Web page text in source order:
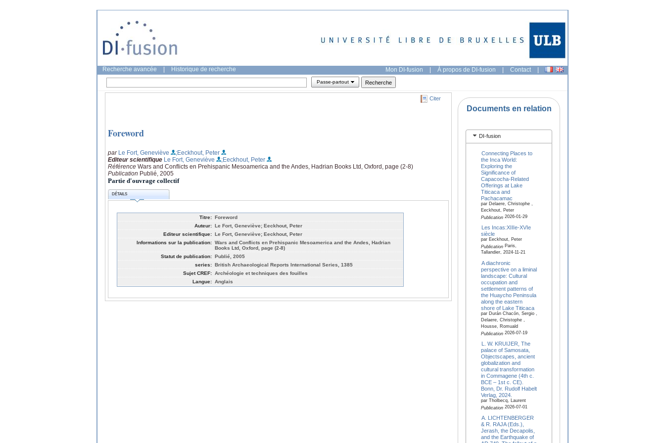
Recherche avancée Historique de recherche Mon DI-fusion | À propos de DI-fusion | Contact |
Passe-partout
Citer
Foreword
par Le Fort, Geneviève
;Eeckhout, Peter
Editeur scientifique Le Fort, Geneviève
;Eeckhout, Peter
Référence Wars and Conflicts en Prehispanic Mesoamerica and the Andes, Hadrian Books Ltd, Oxford, page (2-8)
Publication Publié, 2005
Partie d'ouvrage collectif
DÉTAILS
Titre: Foreword
Auteur: Le Fort, Geneviève; Eeckhout, Peter
Editeur scientifique: Le Fort, Geneviève; Eeckhout, Peter
Informations sur la publication: Wars and Conflicts en Prehispanic Mesoamerica and the Andes, Hadrian
Books Ltd, Oxford, page (2-8)
Statut de publication: Publié, 2005
series: British Archaeological Reports International Series, 1385
Sujet CREF: Archéologie et techniques des fouilles
Langue: Anglais
Documents en relation
DI-fusion
Connecting Places to
the Inca World:
Exploring the
Significance of
Capacocha-Related
Offerings at Lake
Titicaca and
Pachacamac
par Delaere, Christophe ,
Eeckhout, Peter
Publication2026-01-29
Les Incas:XIIIe-XVIe
siècle
par Eeckhout, Peter
PublicationParis,
Tallandier, 2024-11-21
A diachronic
perspective on a liminal
landscape: Cultural
occupation and
settlement patterns of
the Huaycho Peninsula
along the eastern
shore of Lake Titicaca
par Durán Chacón, Sergio ,
Delaere, Christophe ,
Housse, Romuald
Publication2026-07-19
L. W. KRUIJER, The
palace of Samosata,
Objectscapes, ancient
globalization and
cultural transformation
in Commagene (4th c.
BCE – 1st c. CE).
Bonn, Dr. Rudolf Habelt
Verlag, 2024.
par Tholbecq, Laurent
Publication2026-07-01
A. LICHTENBERGER
& R. RAJA (Eds.),
Jerash, the Decapolis,
and the Earthquake of